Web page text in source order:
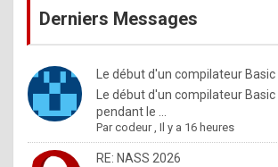
%
m
a
d
Derniers Messages
Le début d'un compilateur Basic
Le début d'un compilateur Basic
pendant le ...
Parcodeur,Il y a 16 heures
RE: NASS 2026